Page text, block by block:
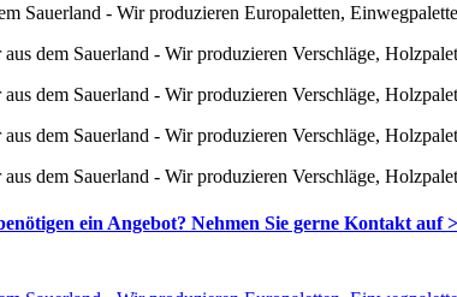
ein Angebot? Nehmen Sie gerne Kontakt auf